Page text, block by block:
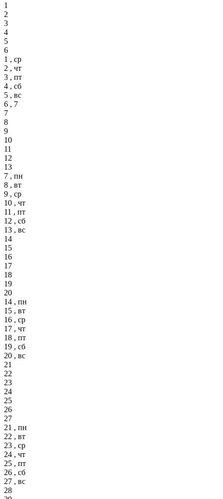
1
2
3
4
5
6
1 , ср
2 , чт
3 , пт
4 , сб
5 , вс
6 , 7
7
8
9
10
11
12
13
7 , пн
8 , вт
9 , ср
10 , чт
11 , пт
12 , сб
13 , вс
14
15
16
17
18
19
20
14 , пн
15 , вт
16 , ср
17 , чт
18 , пт
19 , сб
20 , вс
21
22
23
24
25
26
27
21 , пн
22 , вт
23 , ср
24 , чт
25 , пт
26 , сб
27 , вс
28